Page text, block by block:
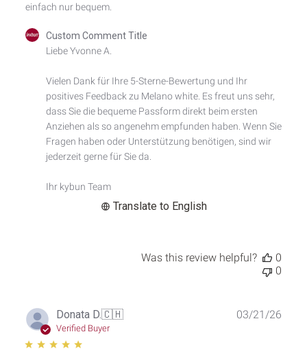
einfach nur bequem.
Comments
Review
Custom
Comment
Custom Comment Title
Liebe Yvonne A.
Vielen Dank für Ihre 5-Sterne-Bewertung und Ihr
positives Feedback zu Melano white. Es freut uns sehr,
dass Sie die bequeme Passform direkt beim ersten
Anziehen als so angenehm empfunden haben. Wenn Sie
Fragen haben oder Unterstützung benötigen, sind wir
jederzeit gerne für Sie da.
Ihr kybun Team
Translate to English
Was this review helpful?
0
0
Donata D.🇨🇭
Verified Buyer
03/21/26